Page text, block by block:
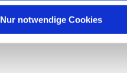
Nur notwendige Cookies